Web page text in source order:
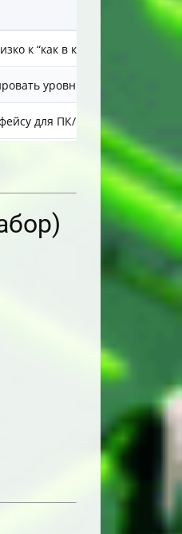
к “как в комнате”
уровни, стабильнее
для ПК/интерфейса